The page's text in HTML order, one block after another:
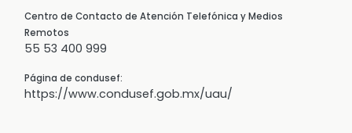
Centro de Contacto de Atención Telefónica y Medios
Remotos
55 53 400 999
Página de condusef:
https://www.condusef.gob.mx/uau/